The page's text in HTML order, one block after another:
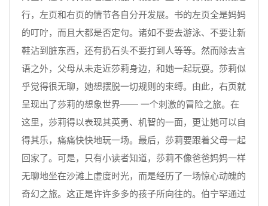
行，左页和右页的情节各自分开发展。书的左页全是妈妈
的叮咛，而且大都是否定句。诸如不要去游泳、不要让新
鞋沾到脏东西，还有扔石头不要打到人等等。然而除去言
语之外，父母从未走近莎莉身边，和她一起玩耍。莎莉似
乎觉得很无聊，她想摆脱一切规则的束缚。由此，右页就
呈现出了莎莉的想象世界—— 一个刺激的冒险之旅。在
这里，莎莉得以表现其英勇、机智的一面，更让她可以自
得其乐，痛痛快快地玩一场。最后，莎莉要跟着父母一起
回家了。可是，只有小读者知道，莎莉不像爸爸妈妈一样
无聊地坐在沙滩上虚度时光，而是经历了一场惊心动魄的
奇幻之旅。这正是许许多多的孩子所向往的。伯宁罕通过